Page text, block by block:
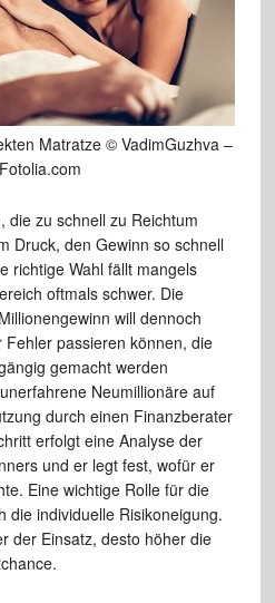
Matratze © VadimGuzhva –
Fotolia.com
die zu schnell zu Reichtum
Druck, den Gewinn so schnell
richtige Wahl fällt mangels
oftmals schwer. Die
will dennoch
passieren können, die
gemacht werden
Neumillionäre auf
durch einen Finanzberater
erfolgt eine Analyse der
und er legt fest, wofür er
Eine wichtige Rolle für die
die individuelle Risikoneigung.
der Einsatz, desto höher die